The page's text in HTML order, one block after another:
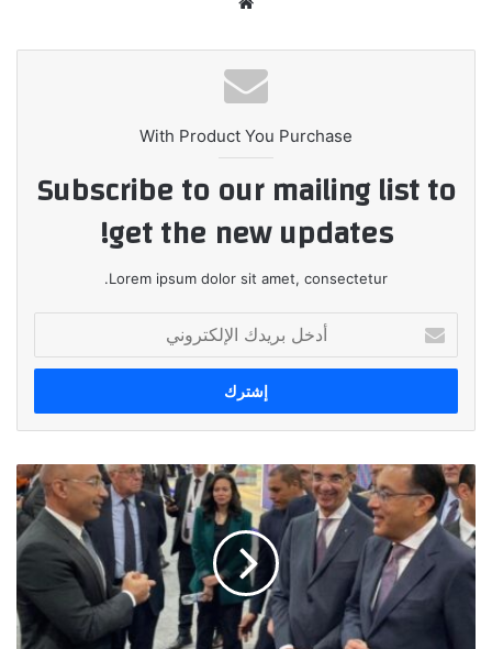
With Product You Purchase
Subscribe to our mailing list to
get the new updates!
Lorem ipsum dolor sit amet, consectetur.
بريدك
الإلكتروني
اورنچ
مصر
تستعرض
محاكاة
لخدمات